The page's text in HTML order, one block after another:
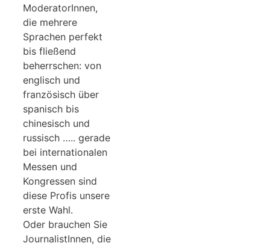
ModeratorInnen,
die mehrere
Sprachen perfekt
bis fließend
beherrschen: von
englisch und
französisch über
spanisch bis
chinesisch und
russisch ….. gerade
bei internationalen
Messen und
Kongressen sind
diese Profis unsere
erste Wahl.
Oder brauchen Sie
JournalistInnen, die